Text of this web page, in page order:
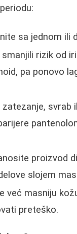
sa jednom ili
smanjili rizik od
pa ponovo
svrab
proizvod
slojem
već masniju
preteško.